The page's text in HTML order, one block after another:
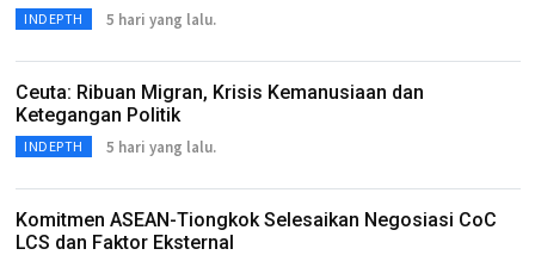
INDEPTH 5 hari yang lalu.
Ceuta: Ribuan Migran, Krisis Kemanusiaan dan
Ketegangan Politik
INDEPTH 5 hari yang lalu.
Komitmen ASEAN-Tiongkok Selesaikan Negosiasi CoC
LCS dan Faktor Eksternal